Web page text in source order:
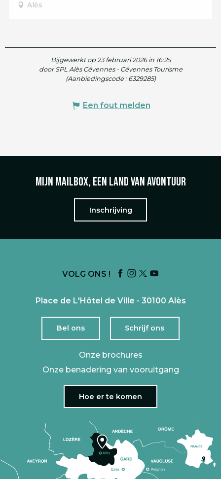
Alès
Bijgewerkt op 23 februari 2026 in 16:25
door SPL Alès Cévennes - Cévennes Tourisme
(Aanbiedingscode : 6329285)
Een fout melden
Mijn mailbox, een land van avontuur
Inschrijving
VOLG ONS !
Place de L'Hôtel de Ville - 30100 Alès
Bel ons Schrijf ons
Onze brochures
Onze benadering van vooruitgang
Hoe er te komen